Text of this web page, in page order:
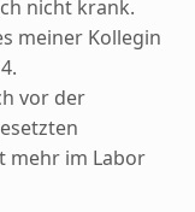
nicht krank.
meiner Kollegin
vor der
mehr im Labor